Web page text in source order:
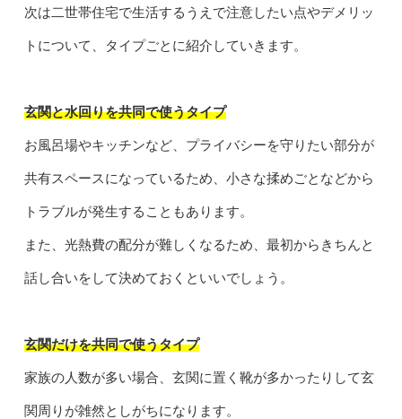
次は二世帯住宅で生活するうえで注意したい点やデメリッ
トについて、タイプごとに紹介していきます。
玄関と水回りを共同で使うタイプ
お風呂場やキッチンなど、プライバシーを守りたい部分が
共有スペースになっているため、小さな揉めごとなどから
トラブルが発生することもあります。
また、光熱費の配分が難しくなるため、最初からきちんと
話し合いをして決めておくといいでしょう。
玄関だけを共同で使うタイプ
家族の人数が多い場合、玄関に置く靴が多かったりして玄
関周りが雑然としがちになります。